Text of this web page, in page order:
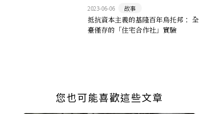
2023-06-06 故事
抵抗資本主義的基隆百年烏托邦： 全
臺僅存的「住宅合作社」實驗
您也可能喜歡這些文章